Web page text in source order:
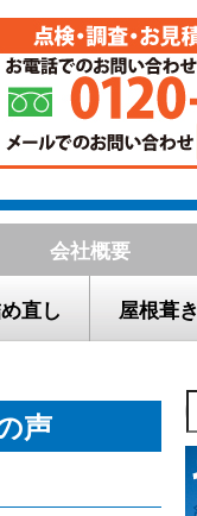
会社概要
直し 屋根葺
声